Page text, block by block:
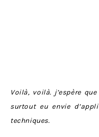
Voilà, voilà. j’espère
surtout eu envie
techniques.